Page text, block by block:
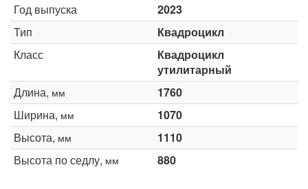
Год выпуска
2023
Тип
Квадроцикл
Класс
Квадроцикл
утилитарный
Длина, мм
1760
Ширина, мм
1070
Высота, мм
1110
Высота по седлу, мм 880